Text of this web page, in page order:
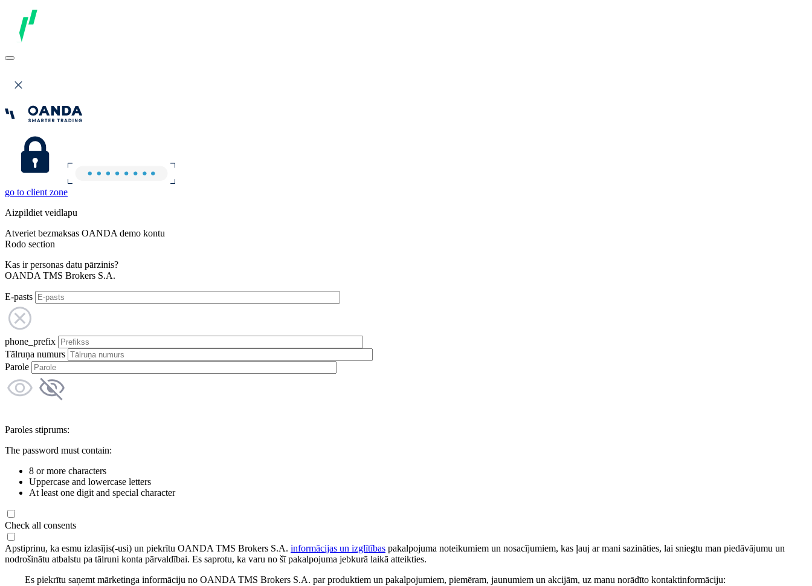
go to client zone
Aizpildiet veidlapu
Atveriet bezmaksas OANDA demo kontu
Rodo section
Kas ir personas datu pārzinis?
OANDA TMS Brokers S.A.
E-pasts
phone_prefix
Tālruņa numurs
Parole
Paroles stiprums:
The password must contain:
8 or more characters
Uppercase and lowercase letters
At least one digit and special character
Check all consents
Apstiprinu, ka esmu izlasījis(-usi) un piekrītu OANDA TMS Brokers S.A. informācijas un izglītības pakalpojuma noteikumiem un nosacījumiem, kas ļauj ar mani sazināties, lai sniegtu man piedāvājumu un
nodrošinātu atbalstu pa tālruni konta pārvaldībai. Es saprotu, ka varu no šī pakalpojuma jebkurā laikā atteikties.
Es piekrītu saņemt mārketinga informāciju no OANDA TMS Brokers S.A. par produktiem un pakalpojumiem, piemēram, jaunumiem un akcijām, uz manu norādīto kontaktinformāciju: